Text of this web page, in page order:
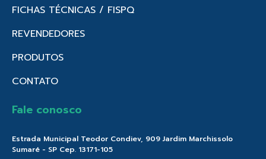
FICHAS TÉCNICAS / FISPQ
REVENDEDORES
PRODUTOS
CONTATO
Fale conosco
Estrada Municipal Teodor Condiev, 909 Jardim Marchissolo
Sumaré - SP Cep. 13171-105